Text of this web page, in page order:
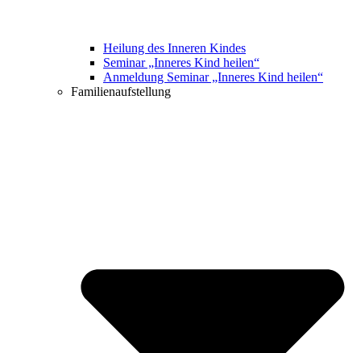
Heilung des Inneren Kindes
Seminar „Inneres Kind heilen“
Anmeldung Seminar „Inneres Kind heilen“
Familienaufstellung